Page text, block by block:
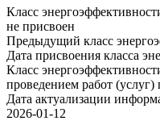
Класс
не присвоен
Предыдущий класс
Дата присвоения класса
Класс
проведением работ
Дата актуализации
2026-01-12